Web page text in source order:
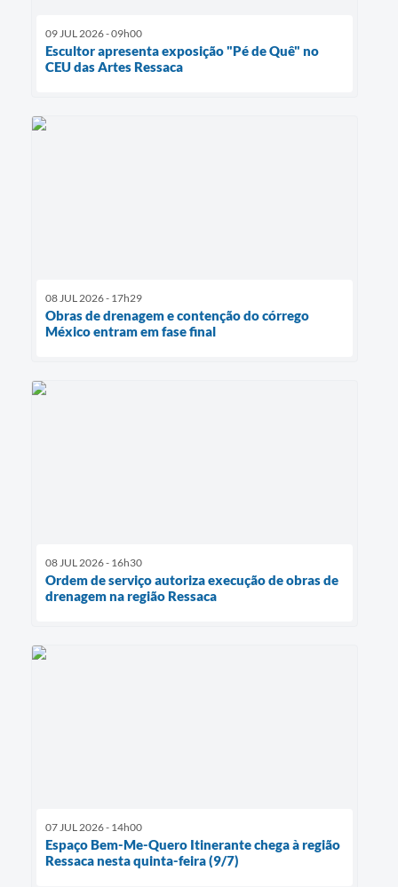
09 JUL 2026 - 09h00
Escultor apresenta exposição "Pé de Quê" no
CEU das Artes Ressaca
08 JUL 2026 - 17h29
Obras de drenagem e contenção do córrego
México entram em fase final
08 JUL 2026 - 16h30
Ordem de serviço autoriza execução de obras de
drenagem na região Ressaca
07 JUL 2026 - 14h00
Espaço Bem-Me-Quero Itinerante chega à região
Ressaca nesta quinta-feira (9/7)